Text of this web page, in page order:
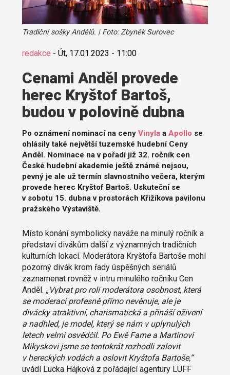
Tradiční sošky Andělů. | Foto: Zbyněk Surovec
redakce - Út, 17.01.2023 - 11:00
Cenami Anděl provede
herec Kryštof Bartoš,
budou v polovině dubna
Po oznámení nominací na ceny Vinylaa Apollo se
ohlásily také největší tuzemské hudební Ceny
Anděl. Nominace na v pořadí již 32. ročník cen
České hudební akademie ještě známé nejsou,
pevný je ale už termín slavnostního večera, kterým
provede herec Kryštof Bartoš. Uskuteční se
v sobotu 15. dubna v prostorách Křižíkova pavilonu
pražského Výstaviště.
Místo konání symbolicky naváže na minulý ročník a
představí divákům další z významných tradičních
kulturních lokací. Moderátora Kryštofa Bartoše mohl
pozorný divák krom řady úspěšných seriálů
zaznamenat rovněž v intru minulého ročníku Cen
Anděl. „Vybrat pro roli moderátora osobnost, která
se moderaci profesně přímo nevěnuje, ale je
divácky atraktivní, charismatická a přináší oživení
a nadhled, je model, který se nám v uplynulých
letech velmi osvědčil. Po Ewě Farne a Martinovi
Mikyskovi jsme se tentokrát rozhodli zalovit
v hereckých vodách a oslovit Kryštofa Bartoše,“
uvádí Lucka Hájková z pořádající agentury LUFF